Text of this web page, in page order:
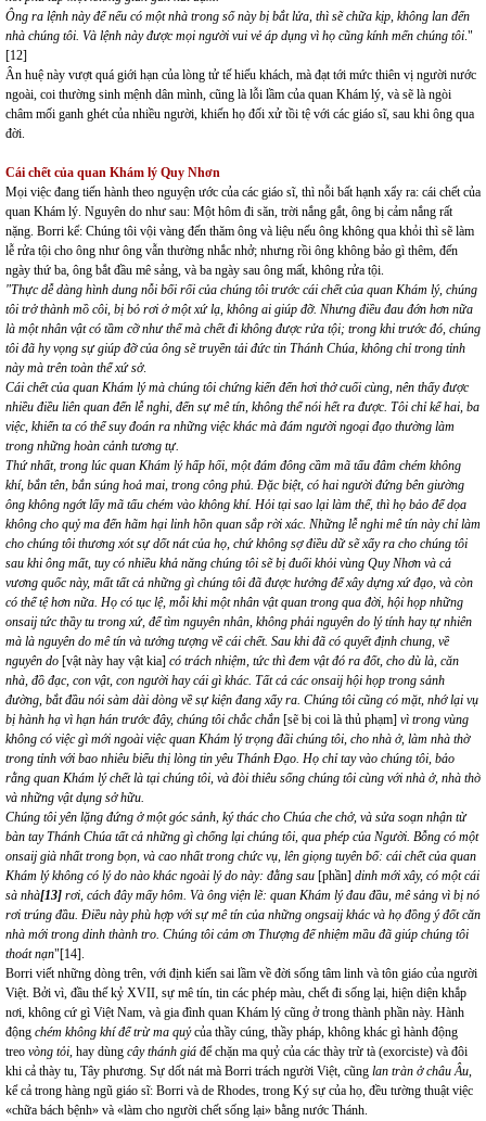
Ông ra lệnh này để nếu có một nhà trong số này bị bắt lửa, thì sẽ chữa kịp, không lan đến
nhà chúng tôi. Và lệnh này được mọi người vui vẻ áp dụng vì họ cũng kính mến chúng tôi."
[12]
Ân huệ này vượt quá giới hạn của lòng tử tế hiếu khách, mà đạt tới mức thiên vị người nước
ngoài, coi thường sinh mệnh dân mình, cũng là lỗi lầm của quan Khám lý, và sẽ là ngòi
châm mối ganh ghét của nhiều người, khiến họ đối xử tồi tệ với các giáo sĩ, sau khi ông qua
đời.
Cái chết của quan Khám lý Quy Nhơn
Mọi việc đang tiến hành theo nguyện ước của các giáo sĩ, thì nỗi bất hạnh xẩy ra: cái chết của
quan Khám lý. Nguyên do như sau: Một hôm đi săn, trời nắng gắt, ông bị cảm nắng rất
nặng. Borri kể: Chúng tôi vội vàng đến thăm ông và liệu nếu ông không qua khỏi thì sẽ làm
lễ rửa tội cho ông như ông vẫn thường nhắc nhở; nhưng rồi ông không bảo gì thêm, đến
ngày thứ ba, ông bắt đầu mê sảng, và ba ngày sau ông mất, không rửa tội.
"Thực dễ dàng hình dung nỗi bối rối của chúng tôi trước cái chết của quan Khám lý, chúng
tôi trở thành mồ côi, bị bỏ rơi ở một xứ lạ, không ai giúp đỡ. Nhưng điều đau đớn hơn nữa
là một nhân vật có tầm cỡ như thế mà chết đi không được rửa tội; trong khi trước đó, chúng
tôi đã hy vọng sự giúp đỡ của ông sẽ truyền tải đức tin Thánh Chúa, không chỉ trong tỉnh
này mà trên toàn thể xứ sở.
Cái chết của quan Khám lý mà chúng tôi chứng kiến đến hơi thở cuối cùng, nên thấy được
nhiều điều liên quan đến lễ nghi, đến sự mê tín, không thể nói hết ra được. Tôi chỉ kể hai, ba
việc, khiến ta có thể suy đoán ra những việc khác mà đám người ngoại đạo thường làm
trong những hoàn cảnh tương tự.
Thứ nhất, trong lúc quan Khám lý hấp hối, một đám đông cầm mã tấu đâm chém không
khí, bắn tên, bắn súng hoả mai, trong công phủ. Đặc biệt, có hai người đứng bên giường
ông không ngớt lấy mã tấu chém vào không khí. Hỏi tại sao lại làm thế, thì họ bảo để dọa
không cho quỷ ma đến hãm hại linh hồn quan sắp rời xác. Những lễ nghi mê tín này chỉ làm
cho chúng tôi thương xót sự dốt nát của họ, chứ không sợ điều dữ sẽ xẩy ra cho chúng tôi
sau khi ông mất, tuy có nhiều khả năng chúng tôi sẽ bị đuổi khỏi vùng Quy Nhơn và cả
vương quốc này, mất tất cả những gì chúng tôi đã được hưởng để xây dựng xứ đạo, và còn
có thể tệ hơn nữa. Họ có tục lệ, mỗi khi một nhân vật quan trong qua đời, hội họp những
onsaij tức thầy tu trong xứ, để tìm nguyên nhân, không phải nguyên do lý tính hay tự nhiên
mà là nguyên do mê tín và tưởng tượng về cái chết. Sau khi đã có quyết định chung, về
nguyên do [vật này hay vật kia] có trách nhiệm, tức thì đem vật đó ra đốt, cho dù là, căn
nhà, đồ đạc, con vật, con người hay cái gì khác. Tất cả các onsaij hội họp trong sảnh
đường, bắt đầu nói sàm dài dòng về sự kiện đang xẩy ra. Chúng tôi cũng có mặt, nhớ lại vụ
bị hành hạ vì hạn hán trước đây, chúng tôi chắc chắn [sẽ bị coi là thủ phạm] vì trong vùng
không có việc gì mới ngoài việc quan Khám lý trọng đãi chúng tôi, cho nhà ở, làm nhà thờ
trong tỉnh với bao nhiêu biểu thị lòng tin yêu Thánh Đạo. Họ chỉ tay vào chúng tôi, bảo
rằng quan Khám lý chết là tại chúng tôi, và đòi thiêu sống chúng tôi cùng với nhà ở, nhà thờ
và những vật dụng sở hữu.
Chúng tôi yên lặng đứng ở một góc sảnh, ký thác cho Chúa che chở, và sửa soạn nhận từ
bàn tay Thánh Chúa tất cả những gì chống lại chúng tôi, qua phép của Người. Bỗng có một
onsaij già nhất trong bọn, và cao nhất trong chức vụ, lên giọng tuyên bố: cái chết của quan
Khám lý không có lý do nào khác ngoài lý do này: đằng sau [phần] dinh mới xây, có một cái
sà nhà[13] rơi, cách đây mấy hôm. Và ông viện lẽ: quan Khám lý đau đầu, mê sảng vì bị nó
rơi trúng đầu. Điều này phù hợp với sự mê tín của những ongsaij khác và họ đồng ý đốt căn
nhà mới trong dinh thành tro. Chúng tôi cảm ơn Thượng đế nhiệm mầu đã giúp chúng tôi
thoát nạn"[14].
Borri viết những dòng trên, với định kiến sai lầm về đời sống tâm linh và tôn giáo của người
Việt. Bởi vì, đầu thế kỷ XVII, sự mê tín, tin các phép màu, chết đi sống lại, hiện diện khắp
nơi, không cứ gì Việt Nam, và gia đình quan Khám lý cũng ở trong thành phần này. Hành
động chém không khí để trừ ma quỷcủa thầy cúng, thầy pháp, không khác gì hành động
treo vòng tỏi, hay dùng cây thánh giá để chặn ma quỷ của các thày trừ tà (exorciste) và đôi
khi cả thày tu, Tây phương. Sự dốt nát mà Borri trách người Việt, cũng lan tràn ở châu Âu,
kể cả trong hàng ngũ giáo sĩ: Borri và de Rhodes, trong Ký sự của họ, đều tường thuật việc
«chữa bách bệnh» và «làm cho người chết sống lại» bằng nước Thánh.